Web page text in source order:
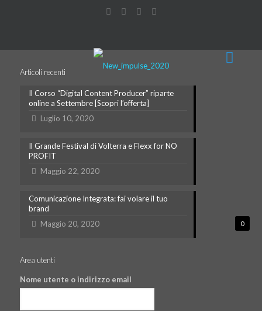
Articoli recenti
Il Corso “Digital Content Producer” riparte
online a Settembre [Scopri l’offerta]
Luglio 10, 2020
Il Grande Festival di Volterra e Flexx for NO
PROFIT
Maggio 22, 2020
0
Comunicazione Integrata: fai volare il tuo
brand
Maggio 20, 2020
Area utenti
Nome utente o indirizzo email